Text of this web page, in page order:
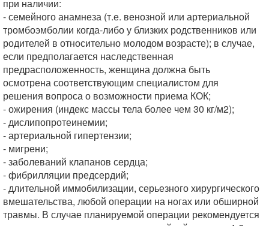
при наличии:
- семейного анамнеза (т.е. венозной или артериальной
тромбоэмболии когда-либо у близких родственников или
родителей в относительно молодом возрасте); в случае,
если предполагается наследственная
предрасположенность, женщина должна быть
осмотрена соответствующим специалистом для
решения вопроса о возможности приема КОК;
- ожирения (индекс массы тела более чем 30 кг/м2);
- дислипопротеинемии;
- артериальной гипертензии;
- мигрени;
- заболеваний клапанов сердца;
- фибрилляции предсердий;
- длительной иммобилизации, серьезного хирургического
вмешательства, любой операции на ногах или обширной
травмы. В случае планируемой операции рекомендуется